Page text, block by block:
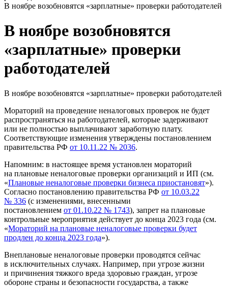
В ноябре возобновятся «зарплатные» проверки работодателей
В ноябре возобновятся
«зарплатные» проверки
работодателей
В ноябре возобновятся «зарплатные» проверки работодателей
Мораторий на проведение неналоговых проверок не будет
распространяться на работодателей, которые задерживают
или не полностью выплачивают заработную плату.
Соответствующие изменения утверждены постановлением
правительства РФ от 10.11.22 № 2036.
Напомним: в настоящее время установлен мораторий
на плановые неналоговые проверки организаций и ИП (см.
«Плановые неналоговые проверки бизнеса приостановят»).
Согласно постановлению правительства РФ от 10.03.22
№ 336 (с изменениями, внесенными
постановлением от 01.10.22 № 1743), запрет на плановые
контрольные мероприятия действует до конца 2023 года (см.
«Мораторий на плановые неналоговые проверки будет
продлен до конца 2023 года»).
Внеплановые неналоговые проверки проводятся сейчас
в исключительных случаях. Например, при угрозе жизни
и причинения тяжкого вреда здоровью граждан, угрозе
обороне страны и безопасности государства, а также